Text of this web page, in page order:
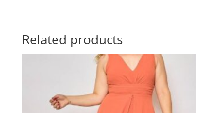
Related products